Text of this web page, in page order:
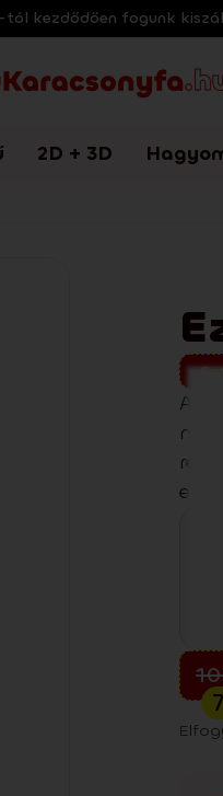
kezdődően fogunk
2D + 3D
A